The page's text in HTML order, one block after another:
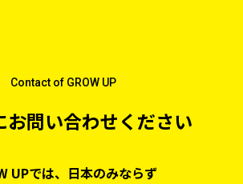
お問い合わせください
Contact of GROW UP
UPでは、日本のみならず